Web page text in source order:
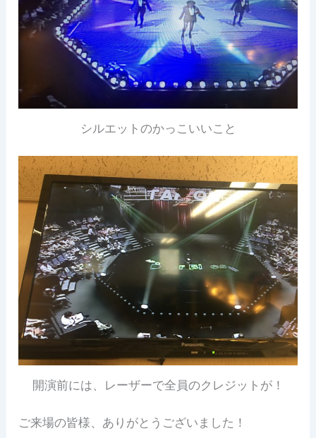
シルエットのかっこいいこと
開演前には、レーザーで全員のクレジットが！
ご来場の皆様、ありがとうございました！